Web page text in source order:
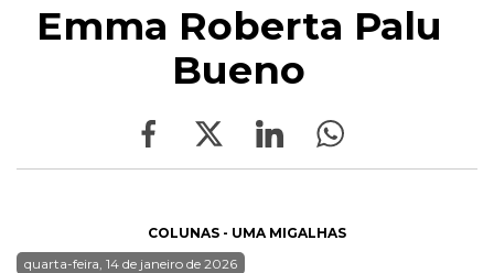
Emma Roberta Palu
Bueno
COLUNAS - UMA MIGALHAS
quarta-feira, 14 de janeiro de 2026